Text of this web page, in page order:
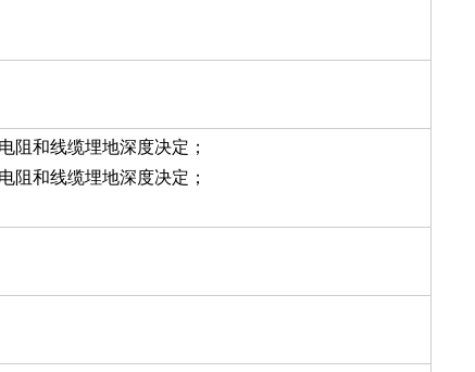
阻和线缆埋地深度决定；
阻和线缆埋地深度决定；